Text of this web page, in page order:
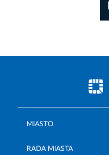
MIASTO
RADA MIASTA